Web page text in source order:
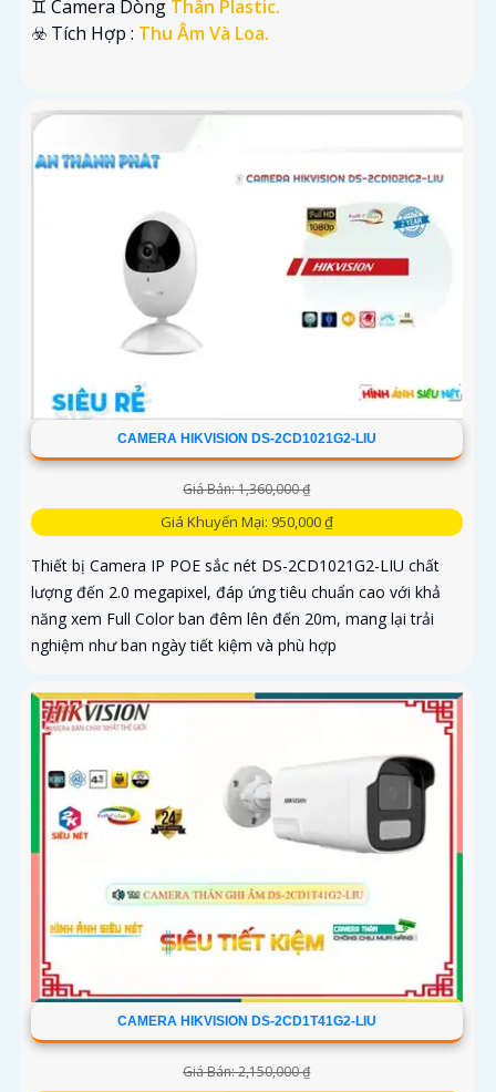
♊ Camera Dòng Thân Plastic.
️☣️ Tích Hợp : Thu Âm Và Loa.
CAMERA HIKVISION DS-2CD1021G2-LIU
Giá Bán: 1,360,000 ₫
Giá Khuyến Mại: 950,000 ₫
Thiết bị Camera IP POE sắc nét DS-2CD1021G2-LIU chất
lượng đến 2.0 megapixel, đáp ứng tiêu chuẩn cao với khả
năng xem Full Color ban đêm lên đến 20m, mang lại trải
nghiệm như ban ngày tiết kiệm và phù hợp
CAMERA HIKVISION DS-2CD1T41G2-LIU
Giá Bán: 2,150,000 ₫